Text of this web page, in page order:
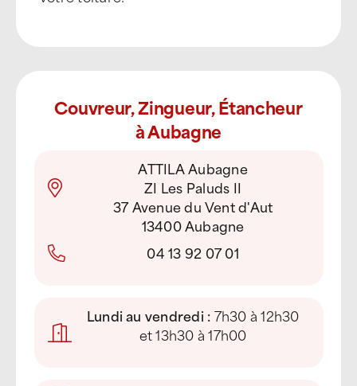
Couvreur, Zingueur, Étancheur
à Aubagne
ATTILA Aubagne
ZI Les Paluds II
37 Avenue du Vent d'Aut
13400 Aubagne
04 13 92 07 01
Lundi au vendredi :7h30 à 12h30
et 13h30 à 17h00